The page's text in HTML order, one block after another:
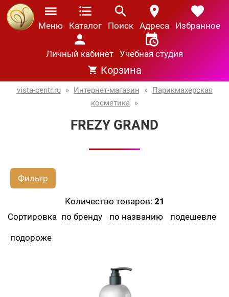
Меню Каталог Поиск Адреса Избранное
Личный кабинет Учебная студия
Корзина
vista-centr.ru » Интернет-магазин » Парикмахерская
косметика »
FREZY GRAND
Фильтр
Количество товаров: 21
Сортировка по бренду по названию подешевле
подороже